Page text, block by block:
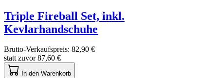
Triple Fireball Set, inkl.
Kevlarhandschuhe
Brutto-Verkaufspreis: 82,90 €
statt zuvor87,60 €
In den Warenkorb